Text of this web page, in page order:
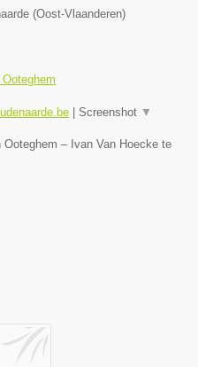
(Oost-Vlaanderen)
Screenshot ▼
– Ivan Van Hoecke te